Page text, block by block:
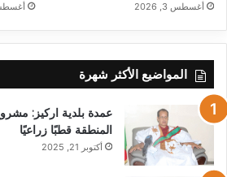
أغسطس 3, 2026 أغسطس 3,
المواضيع الأكثر شهرة
عمدة بلدية اركيز:
المنطقة قطبًا زراعيًا
أكتوبر 21, 2025